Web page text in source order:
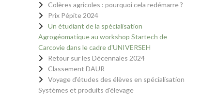
Colères agricoles : pourquoi cela redémarre ?
Prix Pépite 2024
Un étudiant de la spécialisation
Agrogéomatique au workshop Startech de
Carcovie dans le cadre d'UNIVERSEH
Retour sur les Décennales 2024
Classement DAUR
Voyage d'études des élèves en spécialisation
Systèmes et produits d'élevage